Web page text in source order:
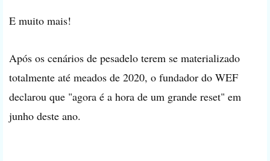
E muito mais!
Após os cenários de pesadelo terem se materializado
totalmente até meados de 2020, o fundador do WEF
declarou que "agora é a hora de um grande reset" em
junho deste ano.